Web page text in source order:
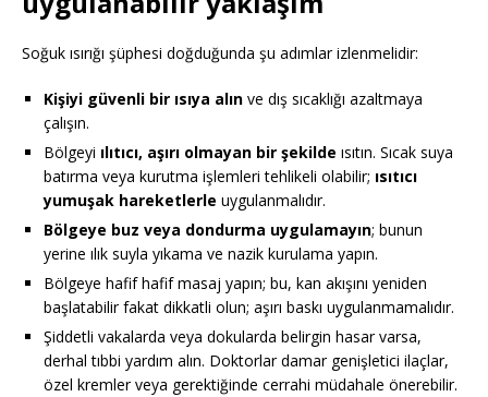
Soğuk ısırığı şüphesi doğduğunda şu adımlar izlenmelidir:
Kişiyi güvenli bir ısıya alın ve dış sıcaklığı azaltmaya
çalışın.
Bölgeyi ılıtıcı, aşırı olmayan bir şekilde ısıtın. Sıcak suya
batırma veya kurutma işlemleri tehlikeli olabilir; ısıtıcı
yumuşak hareketlerle uygulanmalıdır.
Bölgeye buz veya dondurma uygulamayın; bunun
yerine ılık suyla yıkama ve nazik kurulama yapın.
Bölgeye hafif hafif masaj yapın; bu, kan akışını yeniden
başlatabilir fakat dikkatli olun; aşırı baskı uygulanmamalıdır.
Şiddetli vakalarda veya dokularda belirgin hasar varsa,
derhal tıbbi yardım alın. Doktorlar damar genişletici ilaçlar,
özel kremler veya gerektiğinde cerrahi müdahale önerebilir.